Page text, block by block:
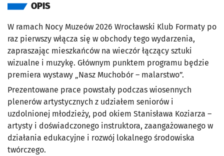
OPIS
W ramach Nocy Muzeów 2026 Wrocławski Klub Formaty po
raz pierwszy włącza się w obchody tego wydarzenia,
zapraszając mieszkańców na wieczór łączący sztuki
wizualne i muzykę. Głównym punktem programu będzie
premiera wystawy „Nasz Muchobór – malarstwo”.
Prezentowane prace powstały podczas wiosennych
plenerów artystycznych z udziałem seniorów i
uzdolnionej młodzieży, pod okiem Stanisława Koziarza –
artysty i doświadczonego instruktora, zaangażowanego w
działania edukacyjne i rozwój lokalnego środowiska
twórczego.